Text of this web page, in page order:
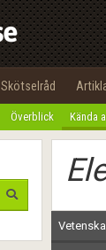
Skötselråd
Överblick Kända